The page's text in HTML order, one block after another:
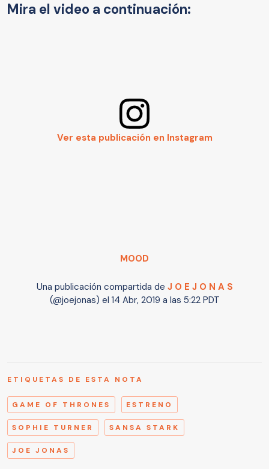
Mira el video a continuación:
Ver esta publicación en Instagram
MOOD
Una publicación compartida de J O E J O N A S
(@joejonas) el 14 Abr, 2019 a las 5:22 PDT
ETIQUETAS DE ESTA NOTA
GAME OF THRONES ESTRENO
SOPHIE TURNER SANSA STARK
JOE JONAS